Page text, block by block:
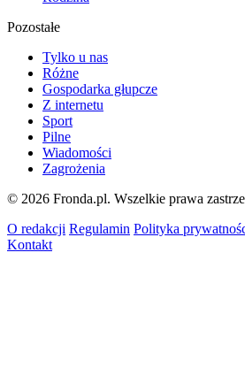
Pozostałe
Tylko u nas
Różne
Gospodarka głupcze
Z internetu
Sport
Pilne
Wiadomości
Zagrożenia
© 2026 Fronda.pl. Wszelkie prawa
O redakcji Regulamin Polityka
Kontakt